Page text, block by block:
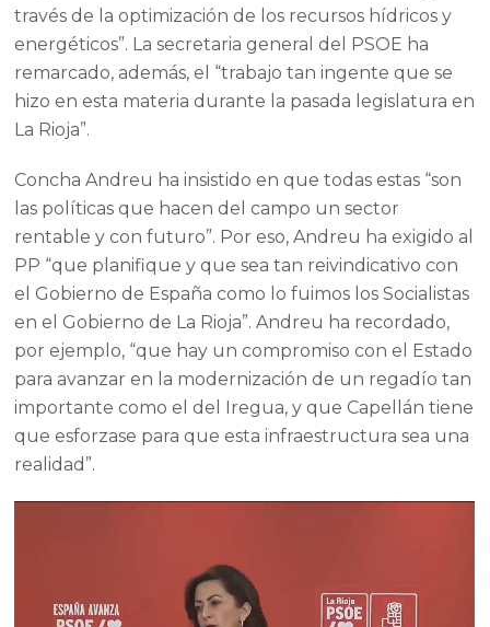
través de la optimización de los recursos hídricos y
energéticos”. La secretaria general del PSOE ha
remarcado, además, el “trabajo tan ingente que se
hizo en esta materia durante la pasada legislatura en
La Rioja”.
Concha Andreu ha insistido en que todas estas “son
las políticas que hacen del campo un sector
rentable y con futuro”. Por eso, Andreu ha exigido al
PP “que planifique y que sea tan reivindicativo con
el Gobierno de España como lo fuimos los Socialistas
en el Gobierno de La Rioja”. Andreu ha recordado,
por ejemplo, “que hay un compromiso con el Estado
para avanzar en la modernización de un regadío tan
importante como el del Iregua, y que Capellán tiene
que esforzase para que esta infraestructura sea una
realidad”.